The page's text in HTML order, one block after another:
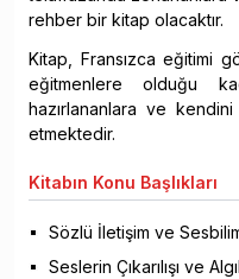
rehber bir kitap olacaktır.
Kitap, Fransızca eğitimi
eğitmenlere olduğu
hazırlananlara ve
etmektedir.
Kitabın Konu Başlıkları
Sözlü İletişim ve
Seslerin Çıkarılışı ve